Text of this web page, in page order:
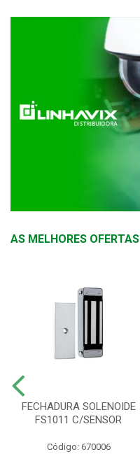
AS MELHORES OFERTAS
FECHADURA SOLENOIDE
FS1011 C/SENSOR
Código: 670006